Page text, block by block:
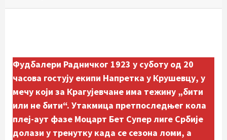
Фудбалери Радничког 1923 у суботу од 20
часова гостују екипи Напретка у Крушевцу, у
мечу који за Крагујевчане има тежину „бити
или не бити“. Утакмица претпоследњег кола
плеј-аут фазе Моцарт Бет Супер лиге Србије
долази у тренутку када се сезона ломи, а